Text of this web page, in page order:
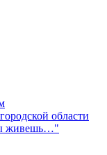
области
живешь…"